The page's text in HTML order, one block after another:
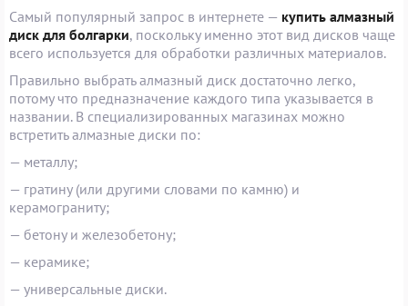
Самый популярный запрос в интернете — купить алмазный
диск для болгарки, поскольку именно этот вид дисков чаще
всего используется для обработки различных материалов.
Правильно выбрать алмазный диск достаточно легко,
потому что предназначение каждого типа указывается в
названии. В специализированных магазинах можно
встретить алмазные диски по:
— металлу;
— гратину (или другими словами по камню) и
керамограниту;
— бетону и железобетону;
— керамике;
— универсальные диски.